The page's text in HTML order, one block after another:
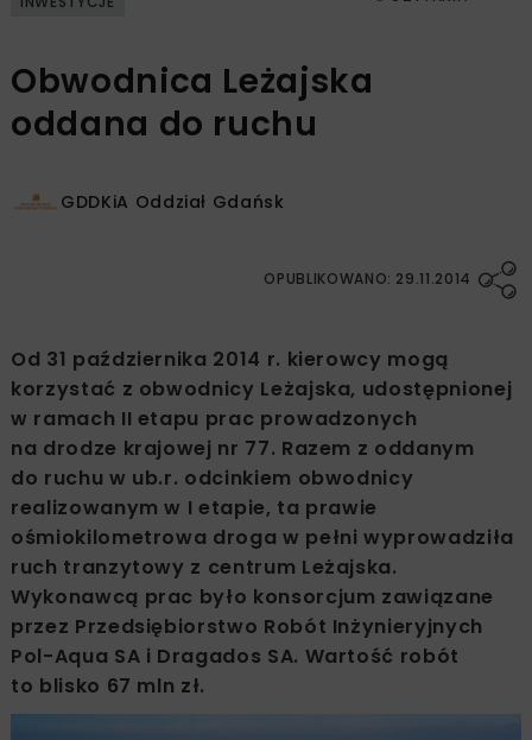
Obwodnica Leżajska
oddana do ruchu
GDDKiA Oddział Gdańsk
OPUBLIKOWANO: 29.11.2014
Od 31 października 2014 r. kierowcy mogą
korzystać z obwodnicy Leżajska, udostępnionej
w ramach II etapu prac prowadzonych
na drodze krajowej nr 77. Razem z oddanym
do ruchu w ub.r. odcinkiem obwodnicy
realizowanym w I etapie, ta prawie
ośmiokilometrowa droga w pełni wyprowadziła
ruch tranzytowy z centrum Leżajska.
Wykonawcą prac było konsorcjum zawiązane
przez Przedsiębiorstwo Robót Inżynieryjnych
Pol-Aqua SA i Dragados SA. Wartość robót
to blisko 67 mln zł.